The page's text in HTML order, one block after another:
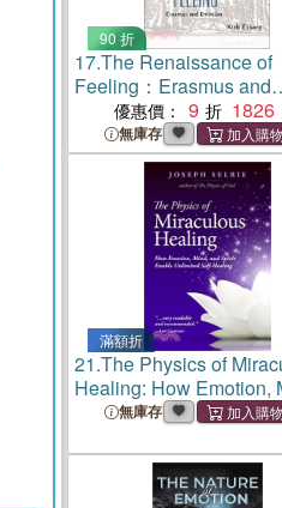
90 折
17.The Renaissance of
Feeling：Erasmus and
Emotion優惠價： 9 1826
無庫存
滿額折
21.The Physics of
Healing: How Emotion,
and Spirit Enable
無庫存